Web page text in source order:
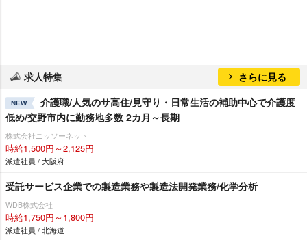
求人特集 さらに見る
NEW
介護職/人気のサ高住/見守り・日常生活の補助中心で介護度
低め/交野市内に勤務地多数 2カ月～長期
株式会社ニッソーネット
時給1,500円～2,125円
派遣社員 / 大阪府
受託サービス企業での製造業務や製造法開発業務/化学分析
WDB株式会社
時給1,750円～1,800円
派遣社員 / 北海道